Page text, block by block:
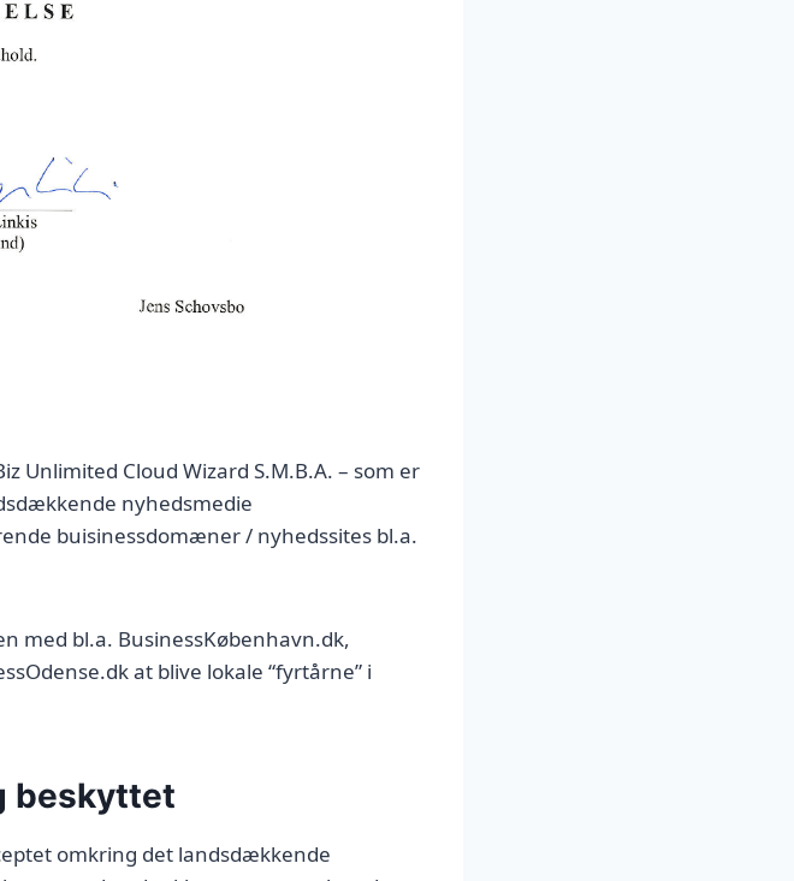
Unlimited Cloud Wizard S.M.B.A. – som er
nyhedsmedie
buisinessdomæner / nyhedssites bl.a.
med bl.a. BusinessKøbenhavn.dk,
at blive lokale “fyrtårne” i
beskyttet
omkring det landsdækkende